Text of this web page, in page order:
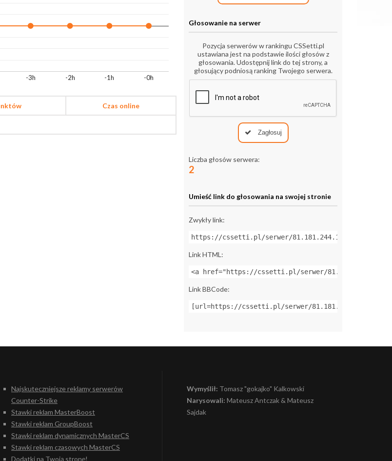
-3h -2h -1h -0h
Czas online
Głosowanie na serwer
Pozycja serwerów w rankingu CSSetti.pl
ustawiana jest na podstawie ilości głosów z
głosowania. Udostępnij link do tej strony, a
głosujący podniosą ranking Twojego serwera.
Zagłosuj
Liczba głosów serwera:
2
Umieść link do głosowania na swojej stronie
Zwykły link:
https://cssetti.pl/serwer/81.181.244.147:27015
Link HTML:
<a href="https://cssetti.pl/serwer/
Link BBCode:
[url=https://cssetti.pl/serwer/
Najskuteczniejsze reklamy serwerów
Counter-Strike
Stawki reklam MasterBoost
Stawki reklam GroupBoost
Stawki reklam dynamicznych MasterCS
Stawki reklam czasowych MasterCS
Dodatki na Twoją stronę!
Wymyślił: Tomasz "gokajko" Kalkowski
Narysowali: Mateusz Antczak & Mateusz
Sajdak